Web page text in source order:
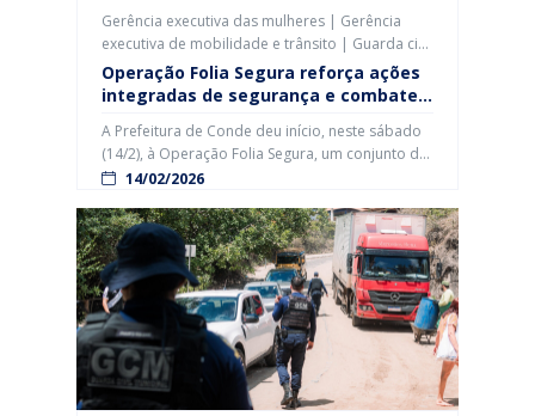
Gerência executiva das mulheres | Gerência
executiva de mobilidade e trânsito | Guarda civil
municipal - cgm
Operação Folia Segura reforça ações
integradas de segurança e combate
A Prefeitura de Conde deu início, neste sábado
(14/2), à Operação Folia Segura, um conjunto de
ações integradas voltadas à proteção de
carnavalesco. A iniciativa reúne forças de
segurança e diversas secretarias municipais com
foco no combate ao assédio, fiscalização da
poluição sonora, segurança nas praias e na Via
[…]
14/02/2026